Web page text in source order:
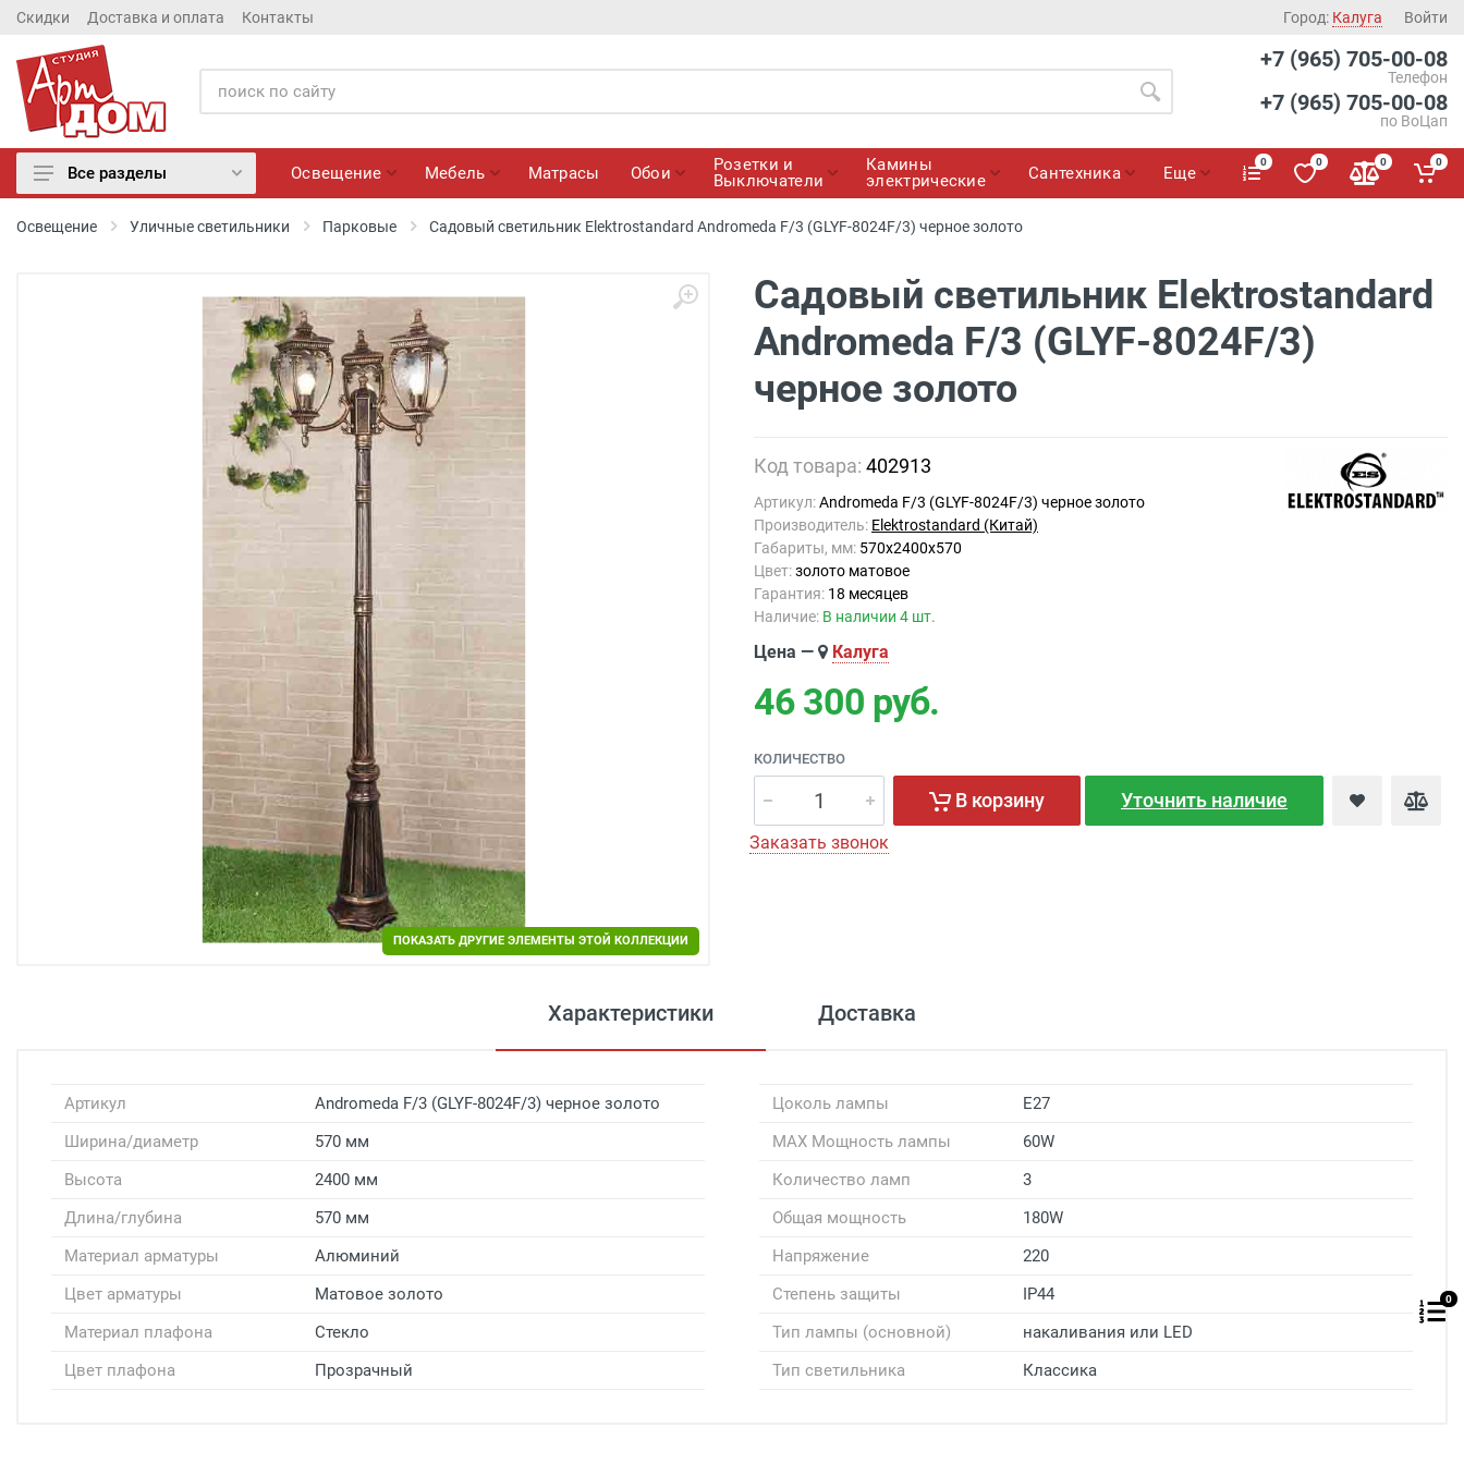
Скидки Доставка и оплата Контакты Город: Калуга Войти
+7 (965) 705-00-08
Телефон
+7 (965) 705-00-08
по ВоЦап
Все разделы Освещение Мебель Матрасы Обои
Розетки и
Выключатели
Камины
электрические
Сантехника Еще
0 0 0 0
Освещение Уличные светильники Парковые Садовый светильник Elektrostandard Andromeda F/3 (GLYF-8024F/3) черное золото
ПОКАЗАТЬ ДРУГИЕ ЭЛЕМЕНТЫ ЭТОЙ КОЛЛЕКЦИИ
Садовый светильник Elektrostandard
Andromeda F/3 (GLYF-8024F/3)
черное золото
Код товара: 402913
Артикул:Andromeda F/3 (GLYF-8024F/3) черное золото
Производитель: Elektrostandard (Китай)
Габариты, мм: 570x2400x570
Цвет:золото матовое
Гарантия: 18 месяцев
Наличие: В наличии 4 шт.
Цена — Калуга
46 300 руб.
КОЛИЧЕСТВО
В корзину Уточнить наличие
Заказать звонок
Характеристики Доставка
Артикул
Andromeda F/3 (GLYF-8024F/3) черное золото
Ширина/диаметр
570 мм
Высота
2400 мм
Длина/глубина
570 мм
Материал арматуры
Алюминий
Цвет арматуры
Матовое золото
Материал плафона
Стекло
Цвет плафона
Прозрачный
Цоколь лампы
E27
MAX Мощность лампы
60W
Количество ламп
3
Общая мощность
180W
Напряжение
220
Степень защиты
IP44
Тип лампы (основной)
накаливания или LED
Тип светильника
Классика
0